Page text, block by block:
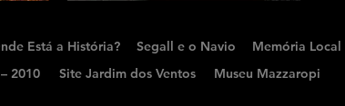
Está a História? Segall e o Navio
Memória Local
2010
Site Jardim dos Ventos Museu Mazzaropi